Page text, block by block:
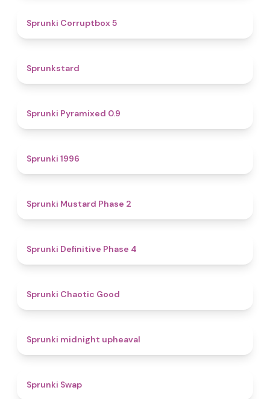
Sprunki Corruptbox 5
Sprunkstard
Sprunki Pyramixed 0.9
Sprunki 1996
Sprunki Mustard Phase 2
Sprunki Definitive Phase 4
Sprunki Chaotic Good
Sprunki midnight upheaval
Sprunki Swap